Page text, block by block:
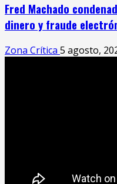
Fred Machado
dinero y fraude
Zona Crítica 5 agosto,